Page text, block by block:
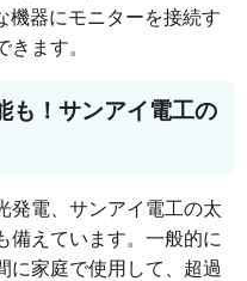
機器にモニターを接続す
ます。
も！サンアイ電工の
発電、サンアイ電工の太
備えています。一般的に
に家庭で使用して、超過